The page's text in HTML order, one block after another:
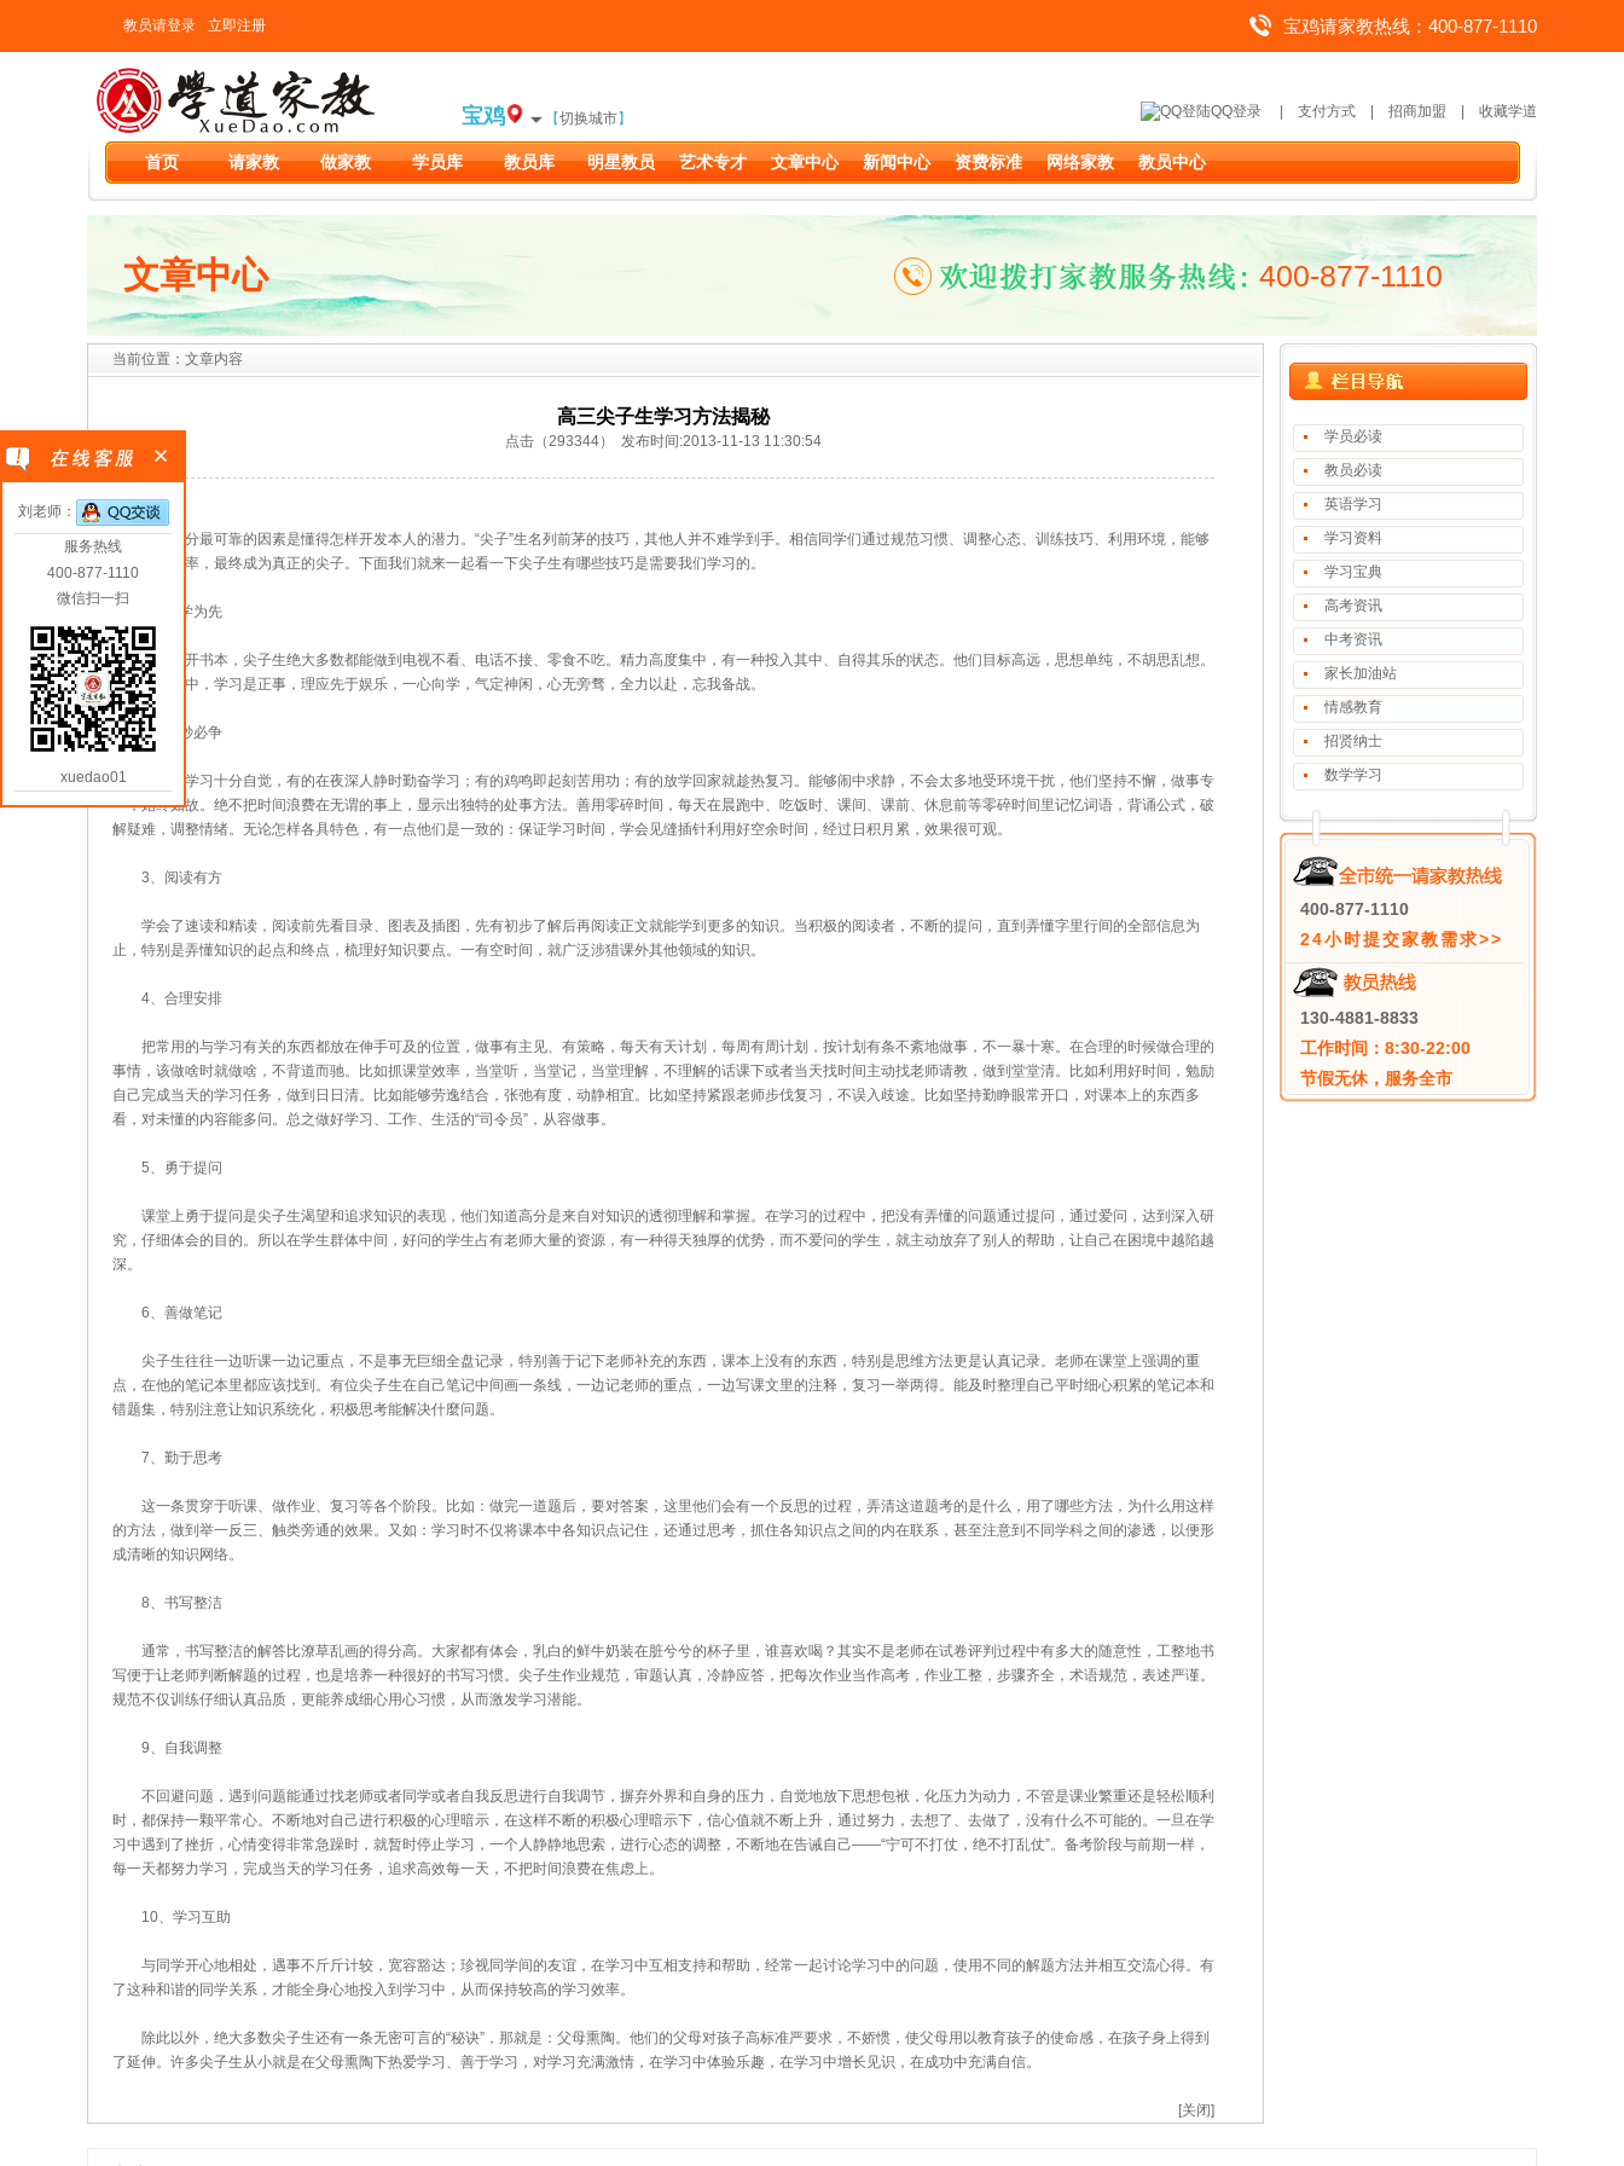
教员请登录 立即注册 宝鸡请家教热线：400-877-1110
QQ登录 支付方式 招商加盟 收藏学道
宝鸡 【切换城市】
首页 请家教 做家教 学员库 教员库 明星教员 艺术专才 文章中心 新闻中心 资费标准 网络家教 教员中心
文章中心 400-877-1110
当前位置：文章内容
高三尖子生学习方法揭秘
点击（293344） 发布时间:2013-11-13 11:30:54
获得高分最可靠的因素是懂得怎样开发本人的潜力。“尖子”生名列前茅的技巧，其他人并不难学到手。相信同学们通过规范习惯、调整心态、训练技巧、利用环境，能够
提高学习效率，最终成为真正的尖子。下面我们就来一起看一下尖子生有哪些技巧是需要我们学习的。
1、以学为先
一旦打开书本，尖子生绝大多数都能做到电视不看、电话不接、零食不吃。精力高度集中，有一种投入其中、自得其乐的状态。他们目标高远，思想单纯，不胡思乱想。
在他们心目中，学习是正事，理应先于娱乐，一心向学，气定神闲，心无旁骛，全力以赴，忘我备战。
2、分秒必争
尖子生学习十分自觉，有的在夜深人静时勤奋学习；有的鸡鸣即起刻苦用功；有的放学回家就趁热复习。能够闹中求静，不会太多地受环境干扰，他们坚持不懈，做事专
一，始终如故。绝不把时间浪费在无谓的事上，显示出独特的处事方法。善用零碎时间，每天在晨跑中、吃饭时、课间、课前、休息前等零碎时间里记忆词语，背诵公式，破
解疑难，调整情绪。无论怎样各具特色，有一点他们是一致的：保证学习时间，学会见缝插针利用好空余时间，经过日积月累，效果很可观。
3、阅读有方
学会了速读和精读，阅读前先看目录、图表及插图，先有初步了解后再阅读正文就能学到更多的知识。当积极的阅读者，不断的提问，直到弄懂字里行间的全部信息为
止，特别是弄懂知识的起点和终点，梳理好知识要点。一有空时间，就广泛涉猎课外其他领域的知识。
4、合理安排
把常用的与学习有关的东西都放在伸手可及的位置，做事有主见、有策略，每天有天计划，每周有周计划，按计划有条不紊地做事，不一暴十寒。在合理的时候做合理的
事情，该做啥时就做啥，不背道而驰。比如抓课堂效率，当堂听，当堂记，当堂理解，不理解的话课下或者当天找时间主动找老师请教，做到堂堂清。比如利用好时间，勉励
自己完成当天的学习任务，做到日日清。比如能够劳逸结合，张弛有度，动静相宜。比如坚持紧跟老师步伐复习，不误入歧途。比如坚持勤睁眼常开口，对课本上的东西多
看，对未懂的内容能多问。总之做好学习、工作、生活的“司令员”，从容做事。
5、勇于提问
课堂上勇于提问是尖子生渴望和追求知识的表现，他们知道高分是来自对知识的透彻理解和掌握。在学习的过程中，把没有弄懂的问题通过提问，通过爱问，达到深入研
究，仔细体会的目的。所以在学生群体中间，好问的学生占有老师大量的资源，有一种得天独厚的优势，而不爱问的学生，就主动放弃了别人的帮助，让自己在困境中越陷越
深。
6、善做笔记
尖子生往往一边听课一边记重点，不是事无巨细全盘记录，特别善于记下老师补充的东西，课本上没有的东西，特别是思维方法更是认真记录。老师在课堂上强调的重
点，在他的笔记本里都应该找到。有位尖子生在自己笔记中间画一条线，一边记老师的重点，一边写课文里的注释，复习一举两得。能及时整理自己平时细心积累的笔记本和
错题集，特别注意让知识系统化，积极思考能解决什麼问题。
7、勤于思考
这一条贯穿于听课、做作业、复习等各个阶段。比如：做完一道题后，要对答案，这里他们会有一个反思的过程，弄清这道题考的是什么，用了哪些方法，为什么用这样
的方法，做到举一反三、触类旁通的效果。又如：学习时不仅将课本中各知识点记住，还通过思考，抓住各知识点之间的内在联系，甚至注意到不同学科之间的渗透，以便形
成清晰的知识网络。
8、书写整洁
通常，书写整洁的解答比潦草乱画的得分高。大家都有体会，乳白的鲜牛奶装在脏兮兮的杯子里，谁喜欢喝？其实不是老师在试卷评判过程中有多大的随意性，工整地书
写便于让老师判断解题的过程，也是培养一种很好的书写习惯。尖子生作业规范，审题认真，冷静应答，把每次作业当作高考，作业工整，步骤齐全，术语规范，表述严谨。
规范不仅训练仔细认真品质，更能养成细心用心习惯，从而激发学习潜能。
9、自我调整
不回避问题，遇到问题能通过找老师或者同学或者自我反思进行自我调节，摒弃外界和自身的压力，自觉地放下思想包袱，化压力为动力，不管是课业繁重还是轻松顺利
时，都保持一颗平常心。不断地对自己进行积极的心理暗示，在这样不断的积极心理暗示下，信心值就不断上升，通过努力，去想了、去做了，没有什么不可能的。一旦在学
习中遇到了挫折，心情变得非常急躁时，就暂时停止学习，一个人静静地思索，进行心态的调整，不断地在告诫自己——“宁可不打仗，绝不打乱仗”。备考阶段与前期一样，
每一天都努力学习，完成当天的学习任务，追求高效每一天，不把时间浪费在焦虑上。
10、学习互助
与同学开心地相处，遇事不斤斤计较，宽容豁达；珍视同学间的友谊，在学习中互相支持和帮助，经常一起讨论学习中的问题，使用不同的解题方法并相互交流心得。有
了这种和谐的同学关系，才能全身心地投入到学习中，从而保持较高的学习效率。
除此以外，绝大多数尖子生还有一条无密可言的“秘诀”，那就是：父母熏陶。他们的父母对孩子高标准严要求，不娇惯，使父母用以教育孩子的使命感，在孩子身上得到
了延伸。许多尖子生从小就是在父母熏陶下热爱学习、善于学习，对学习充满激情，在学习中体验乐趣，在学习中增长见识，在成功中充满自信。
[关闭]
学员必读
教员必读
英语学习
学习资料
学习宝典
高考资讯
中考资讯
家长加油站
情感教育
招贤纳士
数学学习
400-877-1110
24小时提交家教需求>>
130-4881-8833
工作时间：8:30-22:00
节假无休，服务全市
刘老师：
服务热线
400-877-1110
微信扫一扫
xuedao01